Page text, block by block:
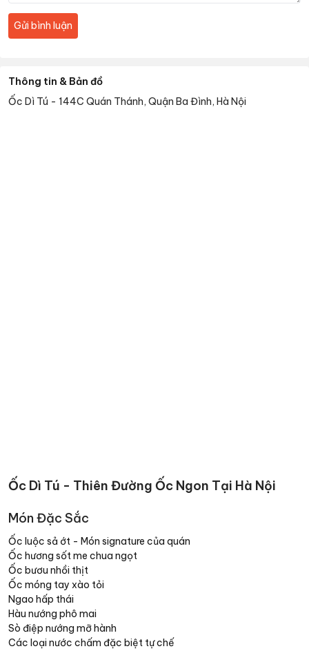
Gửi bình luận
Thông tin & Bản đồ
Ốc Dì Tú - 144C Quán Thánh, Quận Ba Đình, Hà Nội
Ốc Dì Tú - Thiên Đường Ốc Ngon Tại Hà Nội
Món Đặc Sắc
Ốc luộc sả ớt - Món signature của quán
Ốc hương sốt me chua ngọt
Ốc bươu nhồi thịt
Ốc móng tay xào tỏi
Ngao hấp thái
Hàu nướng phô mai
Sò điệp nướng mỡ hành
Các loại nước chấm đặc biệt tự chế